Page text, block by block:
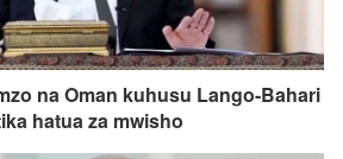
na Oman kuhusu Lango-Bahari
hatua za mwisho